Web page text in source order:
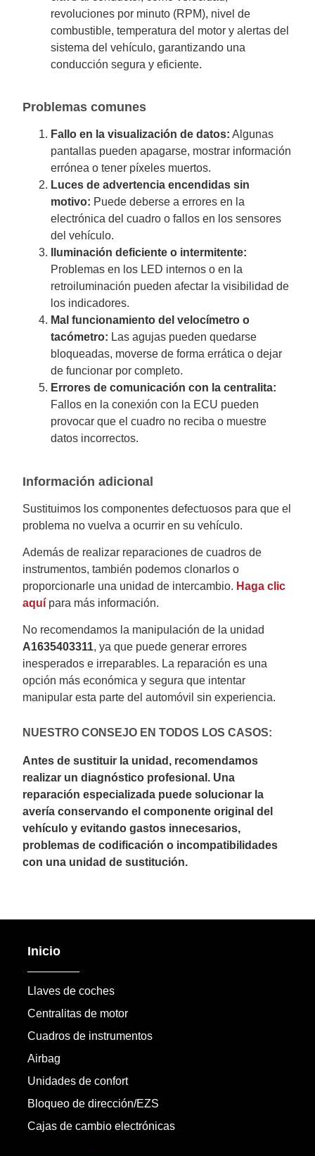
revoluciones por minuto (RPM), nivel de
combustible, temperatura del motor y alertas del
sistema del vehículo, garantizando una
conducción segura y eficiente.
Problemas comunes
Fallo en la visualización de datos: Algunas
pantallas pueden apagarse, mostrar información
errónea o tener píxeles muertos.
Luces de advertencia encendidas sin
motivo: Puede deberse a errores en la
electrónica del cuadro o fallos en los sensores
del vehículo.
Iluminación deficiente o intermitente:
Problemas en los LED internos o en la
retroiluminación pueden afectar la visibilidad de
los indicadores.
Mal funcionamiento del velocímetro o
tacómetro: Las agujas pueden quedarse
bloqueadas, moverse de forma errática o dejar
de funcionar por completo.
Errores de comunicación con la centralita:
Fallos en la conexión con la ECU pueden
provocar que el cuadro no reciba o muestre
datos incorrectos.
Información adicional
Sustituimos los componentes defectuosos para que el
problema no vuelva a ocurrir en su vehículo.
Además de realizar reparaciones de cuadros de
instrumentos, también podemos clonarlos o
proporcionarle una unidad de intercambio. Haga clic
aquí para más información.
No recomendamos la manipulación de la unidad
A1635403311, ya que puede generar errores
inesperados e irreparables. La reparación es una
opción más económica y segura que intentar
manipular esta parte del automóvil sin experiencia.
NUESTRO CONSEJO EN TODOS LOS CASOS:
Antes de sustituir la unidad, recomendamos
realizar un diagnóstico profesional. Una
reparación especializada puede solucionar la
avería conservando el componente original del
vehículo y evitando gastos innecesarios,
problemas de codificación o incompatibilidades
con una unidad de sustitución.
Inicio
Llaves de coches
Centralitas de motor
Cuadros de instrumentos
Airbag
Unidades de confort
Bloqueo de dirección/EZS
Cajas de cambio electrónicas